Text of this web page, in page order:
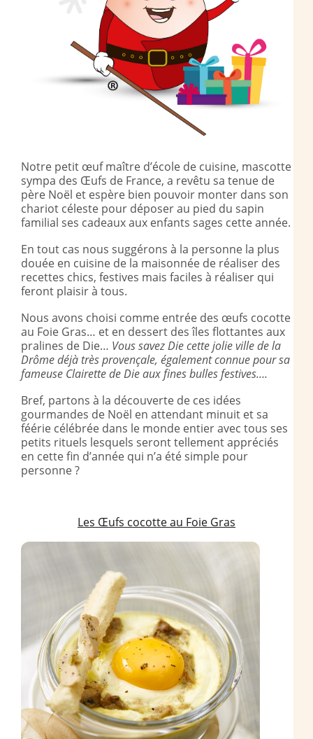
Notre petit œuf maître d’école de cuisine, mascotte
sympa des Œufs de France, a revêtu sa tenue de
père Noël et espère bien pouvoir monter dans son
chariot céleste pour déposer au pied du sapin
familial ses cadeaux aux enfants sages cette année.
En tout cas nous suggérons à la personne la plus
douée en cuisine de la maisonnée de réaliser des
recettes chics, festives mais faciles à réaliser qui
feront plaisir à tous.
Nous avons choisi comme entrée des œufs cocotte
au Foie Gras… et en dessert des îles flottantes aux
pralines de Die… Vous savez Die cette jolie ville de la
Drôme déjà très provençale, également connue pour sa
fameuse Clairette de Die aux fines bulles festives….
Bref, partons à la découverte de ces idées
gourmandes de Noël en attendant minuit et sa
féérie célébrée dans le monde entier avec tous ses
petits rituels lesquels seront tellement appréciés
en cette fin d’année qui n’a été simple pour
personne ?
Les Œufs cocotte au Foie Gras